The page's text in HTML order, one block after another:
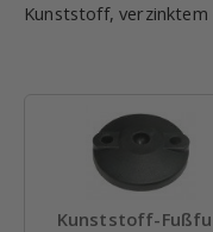
Kunststoff, verzinktem
Kunststoff-